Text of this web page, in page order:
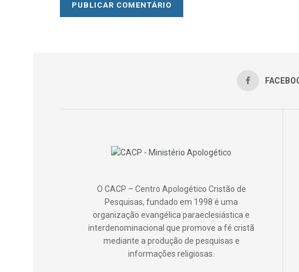
O CACP – Centro Apologético Cristão de
Pesquisas, fundado em 1998 é uma
organização evangélica paraeclesiástica e
interdenominacional que promove a fé cristã
mediante a produção de pesquisas e
informações religiosas.